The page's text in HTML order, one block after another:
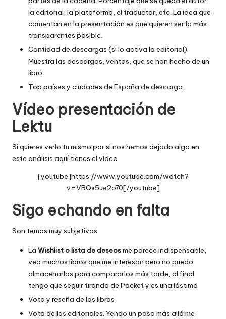
la editorial, la plataforma, el traductor, etc. La idea que
comentan en la presentación es que quieren ser lo más
transparentes posible.
Cantidad de descargas (si lo activa la editorial).
Muestra las descargas, ventas, que se han hecho de un
libro.
Top países y ciudades de España de descarga.
Vídeo presentación de
Lektu
Si quieres verlo tu mismo por si nos hemos dejado algo en
este análisis aquí tienes el vídeo
[youtube]https://www.youtube.com/watch?
v=VBQs5ue2o70[/youtube]
Sigo echando en falta
Son temas muy subjetivos
La Wishlist o lista de deseosme parece indispensable,
veo muchos libros que me interesan pero no puedo
almacenarlos para compararlos más tarde, al final
tengo que seguir tirando de Pocket y es una lástima
Voto y reseña de los libros,
Voto de las editoriales. Yendo un paso más allá me